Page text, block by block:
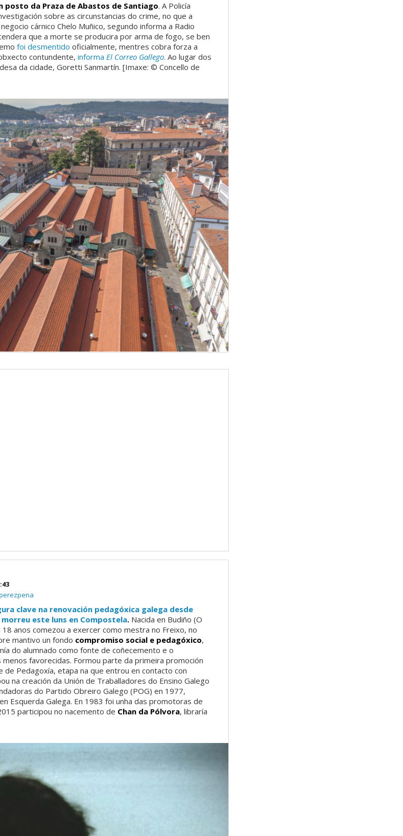
posto da Praza de Abastos de Santiago. A Policía
sobre as circunstancias do crime, no que a
cárnico Chelo Muñico, segundo informa a Radio
que a morte se producira por arma de fogo, se ben
foi desmentido oficialmente, mentres cobra forza a
contundente, informa El Correo Gallego. Ao lugar dos
da cidade, Goretti Sanmartín. [Imaxe: © Concello de
clave na renovación pedagóxica galega desde
este luns en Compostela. Nacida en Budiño (O
18 anos comezou a exercer como mestra no Freixo, no
mantivo un fondo compromiso social e pedagóxico,
do alumnado como fonte de coñecemento e o
favorecidas. Formou parte da primeira promoción
de Pedagoxía, etapa na que entrou en contacto con
na creación da Unión de Traballadores do Ensino Galego
do Partido Obreiro Galego (POG) en 1977,
Esquerda Galega. En 1983 foi unha das promotoras de
participou no nacemento de Chan da Pólvora, libraría